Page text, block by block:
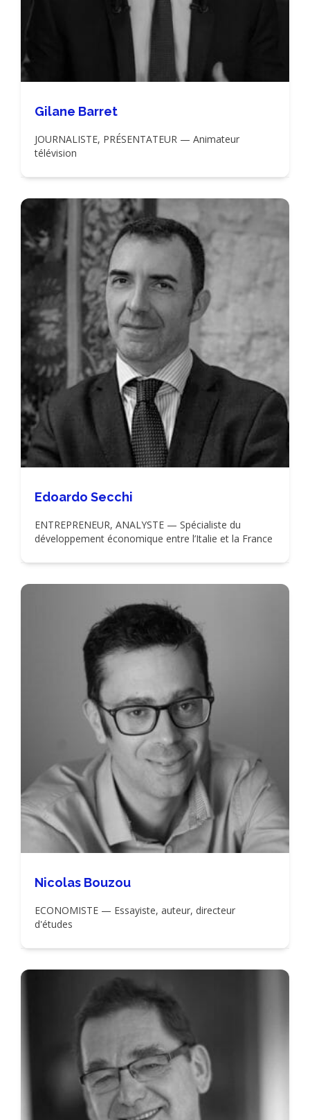
Gilane Barret
JOURNALISTE, PRÉSENTATEUR — Animateur
télévision
Edoardo Secchi
ENTREPRENEUR, ANALYSTE — Spécialiste du
développement économique entre l’Italie et la France
Nicolas Bouzou
ECONOMISTE — Essayiste, auteur, directeur
d'études